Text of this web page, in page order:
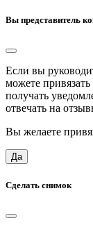
Вы представитель
Если вы
можете
получать
отвечать на
Вы желаете
Да
Сделать снимок